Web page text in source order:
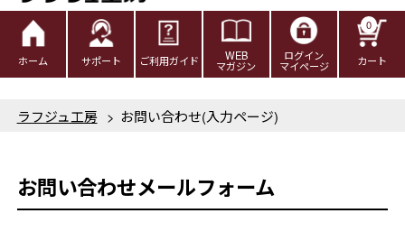
ホーム サポート ご利用ガイド WEB
マガジン
ログイン
マイページ カート
0
ラフジュ工房 > お問い合わせ(入力ページ)
お問い合わせメールフォーム